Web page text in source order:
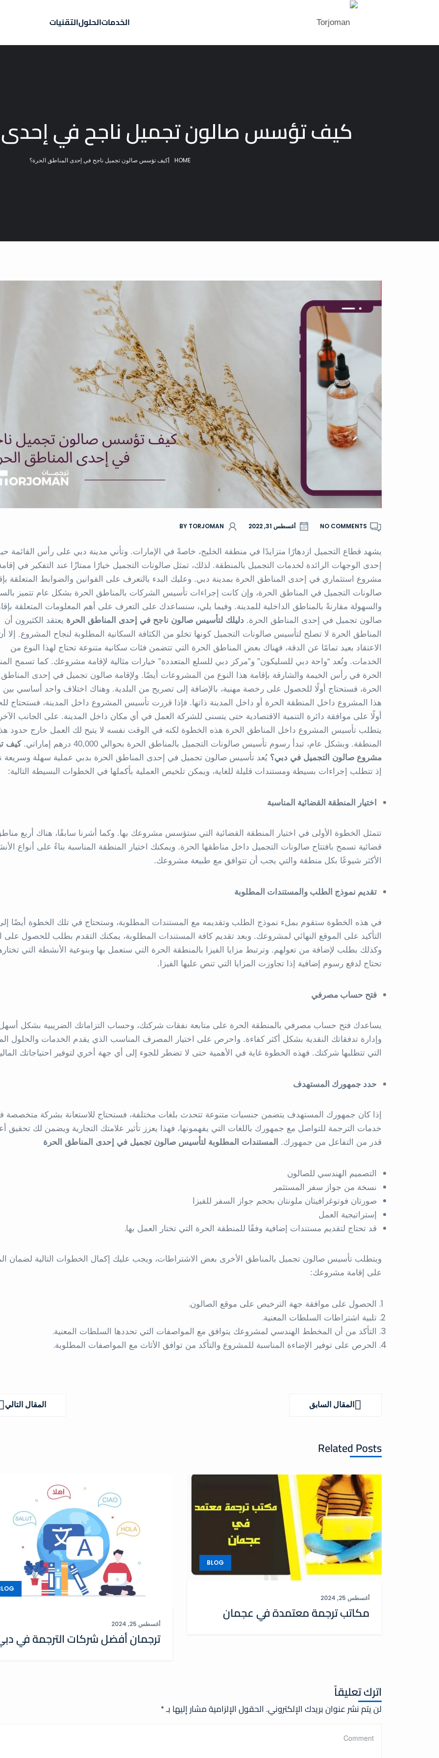
الخدماتالحلولالتقنيات
كيف تؤسس صالون تجميل ناجح في إحدى
HOME
|كيف تؤسس صالون تجميل ناجح في إحدى المناطق الحرة؟
BY TORJOMAN أغسطس 31, 2022 NO COMMENTS
يشهد قطاع التجميل ازدهارًا متزايدًا في منطقة الخليج، خاصةً في الإمارات. وتأني مدينة دبي على رأس القائمة
إحدى الوجهات الرائدة لخدمات التجميل بالمنطقة. لذلك، تمثل صالونات التجميل خيارًا ممتازًا عند التفكير في
مشروع استثماري في إحدى المناطق الحرة بمدينة دبي. وعليك البدء بالتعرف على القوانين والضوابط المتعلقة
صالونات التجميل في المناطق الحرة، وإن كانت إجراءات تأسيس الشركات بالمناطق الحرة بشكل عام تتميز
والسهولة مقارنةً بالمناطق الداخلية للمدينة. وفيما يلي، سنساعدك على التعرف على أهم المعلومات المتعلقة
صالون تجميل في إحدى المناطق الحرة. دليلك لتأسيس صالون ناجح في إحدى المناطق الحرة يعتقد الكثيرون أن
المناطق الحرة لا تصلح لتأسيس صالونات التجميل كونها تخلو من الكثافة السكانية المطلوبة لنجاح المشروع. إلا
الاعتقاد بعيد تمامًا عن الدقة، فهناك بعض المناطق الحرة التي تتضمن فئات سكانية متنوعة تحتاج لهذا النوع من
الخدمات. وتُعد “واحة دبي للسليكون” و”مركز دبي للسلع المتعددة” خيارات مثالية لإقامة مشروعك. كما تسمح
الحرة في رأس الخيمة والشارقة بإقامة هذا النوع من المشروعات أيضًا. ولإقامة صالون تجميل في إحدى المناطق
الحرة، فستحتاج أولًا للحصول على رخصة مهنية، بالإضافة إلى تصريح من البلدية. وهناك اختلاف واحد أساسي بين
هذا المشروع داخل المنطقة الحرة أو داخل المدينة ذاتها. فإذا قررت تأسيس المشروع داخل المدينة، فستحتاج
أولًا على موافقة دائرة التنمية الاقتصادية حتى يتسنى للشركة العمل في أي مكان داخل المدينة. على الجانب
يتطلب تأسيس المشروع داخل المناطق الحرة هذه الخطوة لكنه في الوقت نفسه لا يتيح لك العمل خارج حدود
المنطقة. وبشكل عام، تبدأ رسوم تأسيس صالونات التجميل بالمناطق الحرة بحوالي 40,000 درهم إماراتي.
كيف
مشروع صالون التجميل في دبي؟ يُعد تأسيس صالون تجميل في إحدى المناطق الحرة بدبي عملية سهلة وسريعة
إذ تتطلب إجراءات بسيطة ومستندات قليلة للغاية، ويمكن تلخيص العملية بأكملها في الخطوات البسيطة التالية:
اختيار المنطقة القضائية المناسبة
تتمثل الخطوة الأولى في اختيار المنطقة القضائية التي ستؤسس مشروعك بها. وكما أشرنا سابقًا، هناك أربع
قضائية تسمح بافتتاح صالونات التجميل داخل مناطقها الحرة. ويمكنك اختيار المنطقة المناسبة بناءً على أنواع
الأكثر شيوعًا بكل منطقة والتي يجب أن تتوافق مع طبيعة مشروعك.
تقديم نموذج الطلب والمستندات المطلوبة
في هذه الخطوة ستقوم بملء نموذج الطلب وتقديمه مع المستندات المطلوبة، وستحتاج في تلك الخطوة أيضًا
التأكيد على الموقع النهائي لمشروعك. وبعد تقديم كافة المستندات المطلوبة، يمكنك التقدم بطلب للحصول على
وكذلك بطلب لإضافة من تعولهم. وترتبط مزايا الفيزا بالمنطقة الحرة التي ستعمل بها وبنوعية الأنشطة التي
تحتاج لدفع رسوم إضافية إذا تجاوزت المزايا التي تنص عليها الفيزا.
فتح حساب مصرفي
يساعدك فتح حساب مصرفي بالمنطقة الحرة على متابعة نفقات شركتك، وحساب التزاماتك الضريبية بشكل
وإدارة تدفقاتك النقدية بشكل أكثر كفاءة. واحرص على اختيار المصرف المناسب الذي يقدم الخدمات والحلول
التي تتطلبها شركتك. فهذه الخطوة غاية في الأهمية حتى لا تضطر للجوء إلى أي جهة أخري لتوفير احتياجاتك
حدد جمهورك المستهدف
إذا كان جمهورك المستهدف يتضمن جنسيات متنوعة تتحدث بلغات مختلفة، فستحتاج للاستعانة بشركة متخصصة
خدمات الترجمة للتواصل مع جمهورك باللغات التي يفهمونها، فهذا يعزز تأثير علامتك التجارية ويضمن لك تحقيق
قدر من التفاعل من جمهورك. المستندات المطلوبة لتأسيس صالون تجميل في إحدى المناطق الحرة
التصميم الهندسي للصالون
نسخة من جواز سفر المستثمر
صورتان فوتوغرافيتان ملونتان بحجم جواز السفر للفيزا
إستراتيجية العمل
قد تحتاج لتقديم مستندات إضافية وفقًا للمنطقة الحرة التي تختار العمل بها.
ويتطلب تأسيس صالون تجميل بالمناطق الأخرى بعض الاشتراطات، ويجب عليك إكمال الخطوات التالية لضمان
على إقامة مشروعك:
الحصول على موافقة جهة الترخيص على موقع الصالون.
تلبية اشتراطات السلطات المعنية.
التأكد من أن المخطط الهندسي لمشروعك يتوافق مع المواصفات التي تحددها السلطات المعنية.
الحرص على توفير الإضاءة المناسبة للمشروع والتأكد من توافق الأثاث مع المواصفات المطلوبة.
المقالاتالمقال السابق
المقال المقال التالي
المقال
Related Posts
BLOG
أغسطس 25, 2024
مكاتب ترجمة معتمدة في عجمان
أغسطس 25, 2024
ترجمان أفضل شركات الترجمة في
اترك تعليقاً
لن يتم نشر عنوان بريدك الإلكتروني. الحقول الإلزامية مشار إليها بـ*